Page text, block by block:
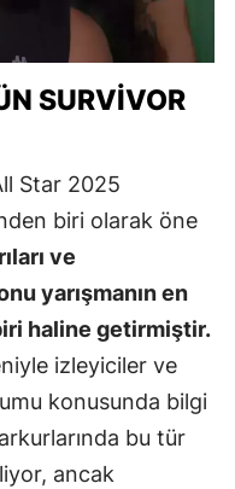
SURVIVOR
Star 2025
biri olarak öne
ve
yarışmanın en
haline getirmiştir.
izleyiciler ve
konusunda bilgi
bu tür
ancak